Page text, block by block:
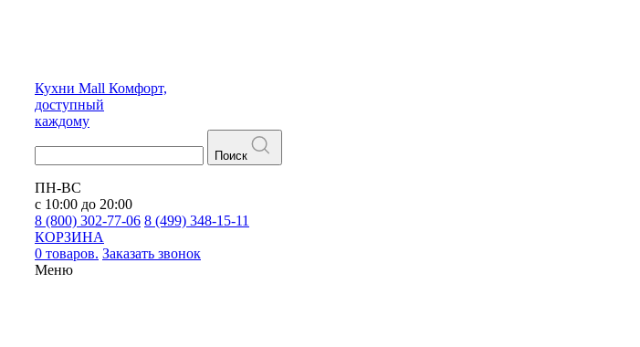
Кухни Mall Комфорт,
доступный
каждому
Поиск
ПН-ВС
с 10:00 до 20:00
8 (800) 302-77-06 8 (499) 348-15-11
КОРЗИНА
0 товаров. Заказать звонок
Меню